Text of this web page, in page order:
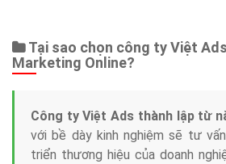
Tại sao chọn công ty Việt
Marketing Online?
Công ty Việt Ads thành lập từ
với bề dày kinh nghiệm sẽ tư
triển thương hiệu của doanh